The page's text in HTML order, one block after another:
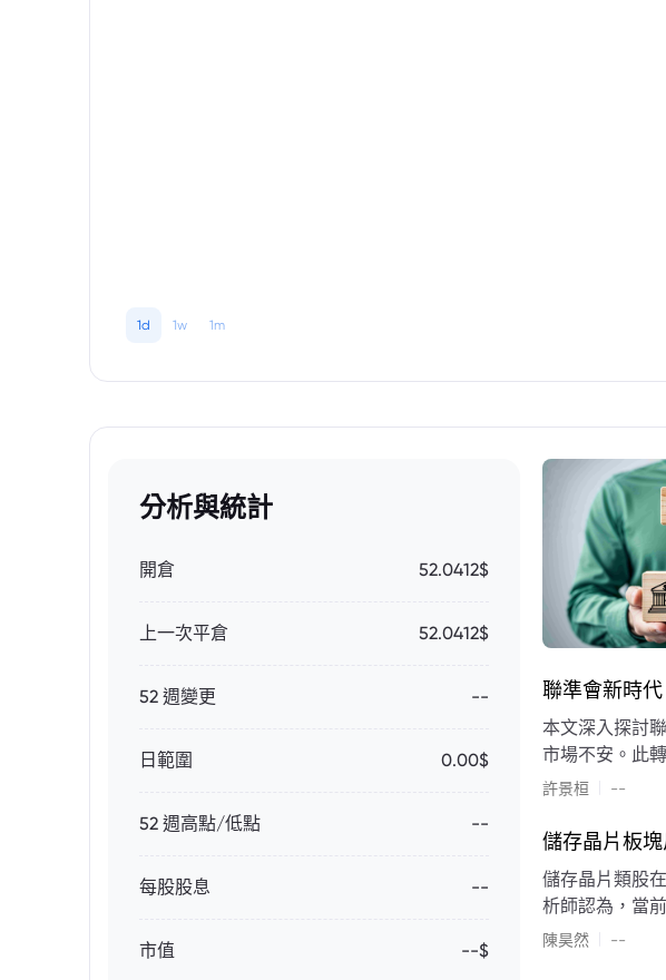
1d 1w 1m
分析與統計
開倉 52.0412$
上一次平倉 52.0412$
52 週變更 --
日範圍 0.00$
52 週高點/低點 --
每股股息 --
市值 --$
聯準會新時
本文深入探討
市場不安。此
素限制了聯準
許景桓 --
儲存晶片板
儲存晶片類股
析師認為，當
限的支撐下，
陳昊然 --